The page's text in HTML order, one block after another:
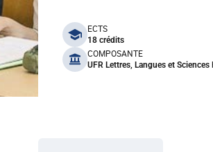
benefits
ECTS
18 crédits
COMPOSANTE
UFR Lettres, Langues et Sciences